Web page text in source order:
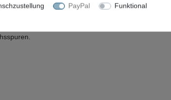
weist normale gebrauchsbedingte Nutzungsspuren
PayPal
Funktional